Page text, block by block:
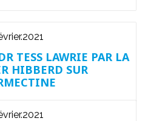
TESS LAWRIE PAR LA
HIBBERD SUR